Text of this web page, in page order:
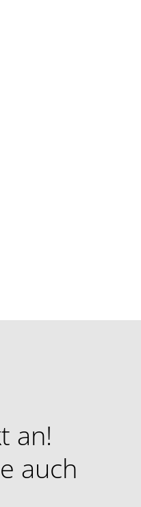
an!
auch